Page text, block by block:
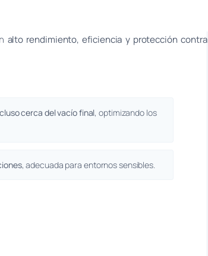
alto rendimiento, eficiencia y protección contra
cerca del vacío final, optimizando los
, adecuada para entornos sensibles.